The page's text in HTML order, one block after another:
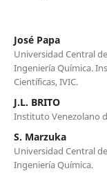
José Papa
Universidad Central
Ingeniería Química.
Científicas, IVIC.
J.L. BRITO
Instituto Venezolano
S. Marzuka
Universidad Central
Ingeniería Química.